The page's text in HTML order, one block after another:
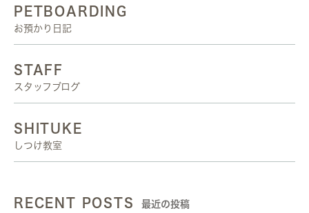
PETBOARDING
お預かり日記
STAFF
スタッフブログ
SHITUKE
しつけ教室
RECENT POSTS 最近の投稿